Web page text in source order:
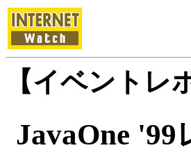
【イベントレ
JavaOne